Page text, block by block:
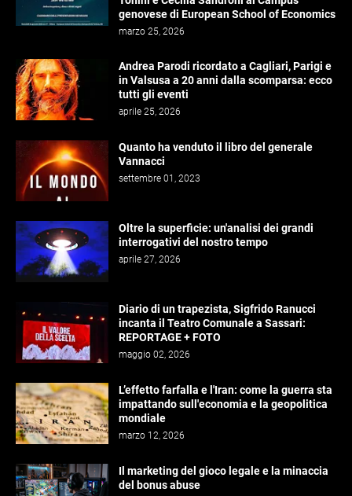
genovese di European School of Economics
marzo 25, 2026
Andrea Parodi ricordato a Cagliari, Parigi e
in Valsusa a 20 anni dalla scomparsa: ecco
tutti gli eventi
aprile 25, 2026
Quanto ha venduto il libro del generale
Vannacci
settembre 01, 2023
Oltre la superficie: un'analisi dei grandi
interrogativi del nostro tempo
aprile 27, 2026
Diario di un trapezista, Sigfrido Ranucci
incanta il Teatro Comunale a Sassari:
REPORTAGE + FOTO
maggio 02, 2026
L’effetto farfalla e l'Iran: come la guerra sta
impattando sull'economia e la geopolitica
mondiale
marzo 12, 2026
Il marketing del gioco legale e la minaccia
del bonus abuse